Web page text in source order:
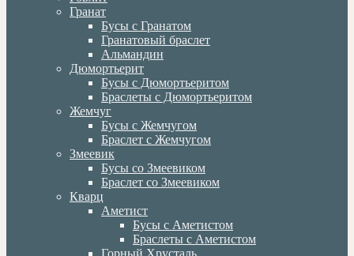
Гранат
Бусы с Гранатом
Гранатовый браслет
Альмандин
Дюмортьерит
Бусы с Дюмортьеритом
Браслеты с Дюмортьеритом
Жемчуг
Бусы с Жемчугом
Браслет с Жемчугом
Змеевик
Бусы со Змеевиком
Браслет со Змеевиком
Кварц
Аметист
Бусы с Аметистом
Браслеты с Аметистом
Горный Хрусталь